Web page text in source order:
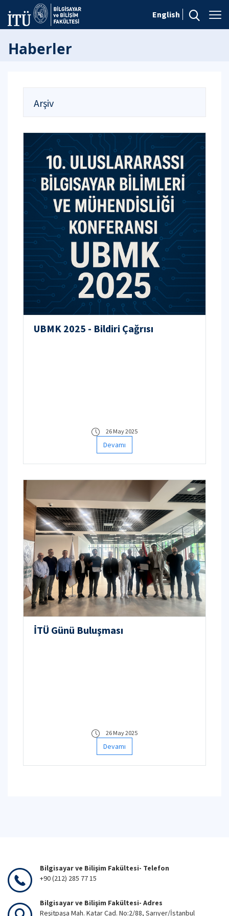
English
Haberler
Arşiv
UBMK 2025 - Bildiri Çağrısı
26 May 2025
Devamı
İTÜ Günü Buluşması
26 May 2025
Devamı
Bilgisayar ve Bilişim Fakültesi- Telefon
+90 (212) 285 77 15
Bilgisayar ve Bilişim Fakültesi- Adres
Reşitpaşa Mah. Katar Cad. No:2/88, Sarıyer/İstanbul